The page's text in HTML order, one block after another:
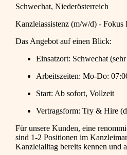
Schwechat, Niederösterreich
Kanzleiassistenz (m/w/d) -
Das Angebot auf einen Blick:
Einsatzort: Schwechat
Arbeitszeiten: Mo-Do:
Start: Ab sofort, Vollzeit
Vertragsform: Try & Hire
Für unsere Kunden, eine
sind 1-2 Positionen im
Kanzleialltag bereits kennen und